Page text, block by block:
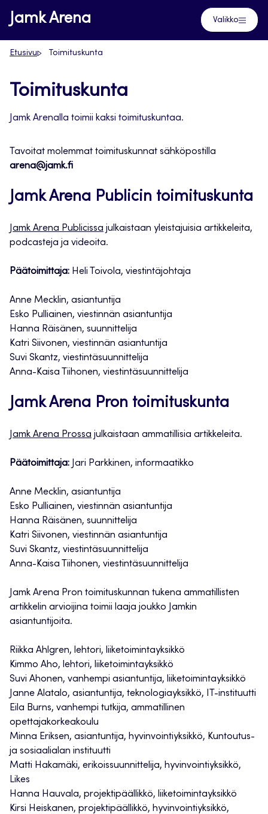
Siirry
suoraan
sisältöön
Jamk Arena Valikko
Etusivu Toimituskunta
Toimituskunta
Jamk Arenalla toimii kaksi toimituskuntaa.
Tavoitat molemmat toimituskunnat sähköpostilla
arena@jamk.fi
Jamk Arena Publicin toimituskunta
Jamk Arena Publicissa julkaistaan yleistajuisia artikkeleita,
podcasteja ja videoita.
Päätoimittaja: Heli Toivola, viestintäjohtaja
Anne Mecklin, asiantuntija
Esko Pulliainen, viestinnän asiantuntija
Hanna Räisänen, suunnittelija
Katri Siivonen, viestinnän asiantuntija
Suvi Skantz, viestintäsuunnittelija
Anna-Kaisa Tiihonen, viestintäsuunnittelija
Jamk Arena Pron toimituskunta
Jamk Arena Prossa julkaistaan ammatillisia artikkeleita.
Päätoimittaja: Jari Parkkinen, informaatikko
Anne Mecklin, asiantuntija
Esko Pulliainen, viestinnän asiantuntija
Hanna Räisänen, suunnittelija
Katri Siivonen, viestinnän asiantuntija
Suvi Skantz, viestintäsuunnittelija
Anna-Kaisa Tiihonen, viestintäsuunnittelija
Jamk Arena Pron toimituskunnan tukena ammatillisten
artikkelin arvioijina toimii laaja joukko Jamkin
asiantuntijoita.
Riikka Ahlgren, lehtori, liiketoimintayksikkö
Kimmo Aho, lehtori, liiketoimintayksikkö
Suvi Ahonen, vanhempi asiantuntija, liiketoimintayksikkö
Janne Alatalo, asiantuntija, teknologiayksikkö, IT-instituutti
Eila Burns, vanhempi tutkija, ammatillinen
opettajakorkeakoulu
Minna Eriksen, asiantuntija, hyvinvointiyksikkö, Kuntoutus-
ja sosiaalialan instituutti
Matti Hakamäki, erikoissuunnittelija, hyvinvointiyksikkö,
Likes
Hanna Hauvala, projektipäällikkö, liiketoimintayksikkö
Kirsi Heiskanen, projektipäällikkö, hyvinvointiyksikkö,